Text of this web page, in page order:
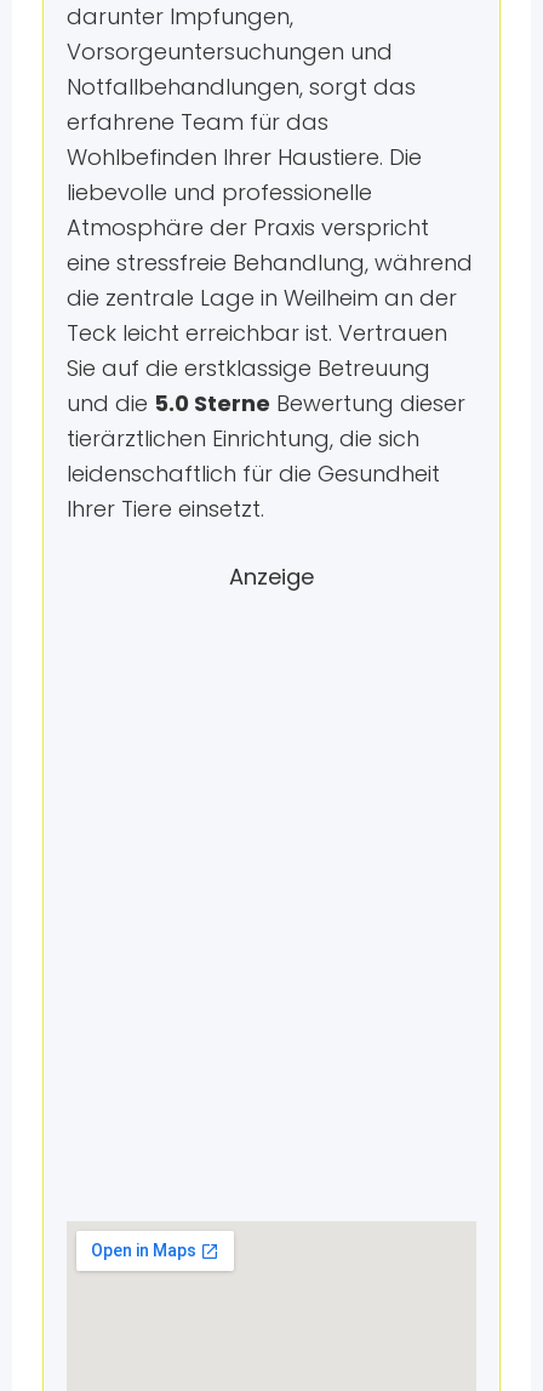
darunter Impfungen,
Vorsorgeuntersuchungen und
Notfallbehandlungen, sorgt das
erfahrene Team für das
Wohlbefinden Ihrer Haustiere. Die
liebevolle und professionelle
Atmosphäre der Praxis verspricht
eine stressfreie Behandlung, während
die zentrale Lage in Weilheim an der
Teck leicht erreichbar ist. Vertrauen
Sie auf die erstklassige Betreuung
und die 5.0 Sterne Bewertung dieser
tierärztlichen Einrichtung, die sich
leidenschaftlich für die Gesundheit
Ihrer Tiere einsetzt.
Anzeige